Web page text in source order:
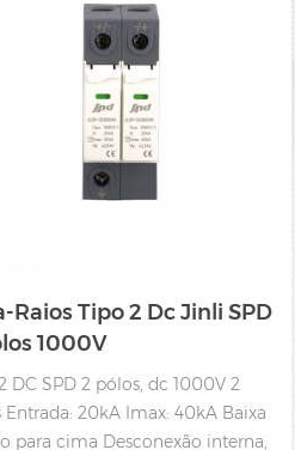
Raios Tipo 2 Dc Jinli SPD
1000V
DC SPD 2 pólos, dc 1000V 2
Entrada: 20kA Imax: 40kA Baixa
para cima Desconexão interna,